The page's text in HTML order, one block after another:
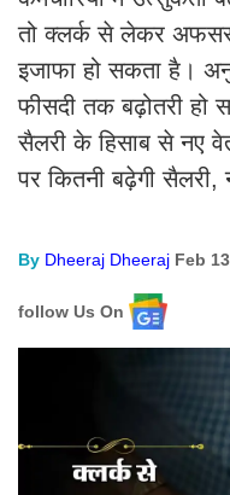
तो क्लर्क से लेकर
इजाफा हो सकता है।
फीसदी तक बढ़ोतरी
सैलरी के हिसाब से नए
पर कितनी बढ़ेगी सैलरी,
By Dheeraj Dheeraj Feb
follow Us On